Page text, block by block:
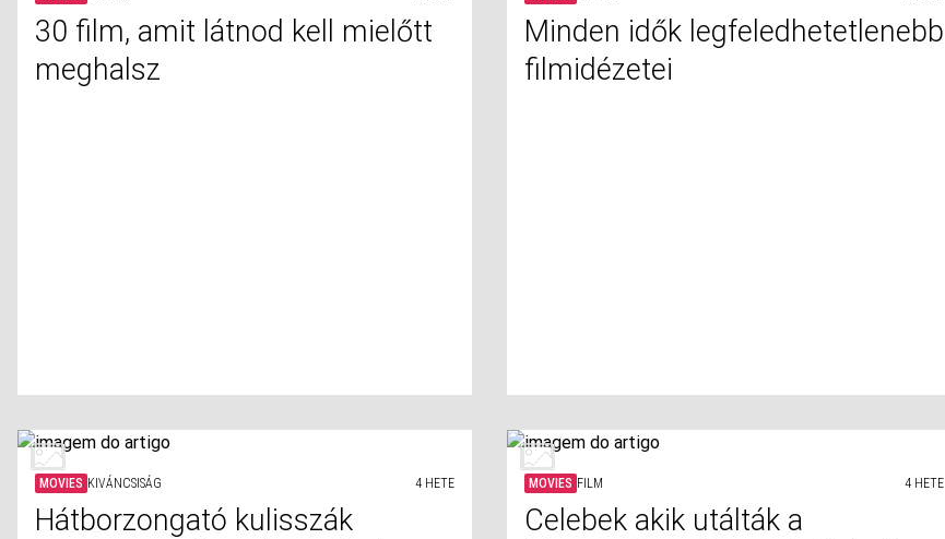
30 film, amit látnod kell mielőtt
meghalsz
Minden idők legfeledhetetlenebb
filmidézetei
MOVIES KIVÁNCSISÁG 4 HETE
Hátborzongató kulisszák
MOVIES FILM 4 HETE
Celebek akik utálták a